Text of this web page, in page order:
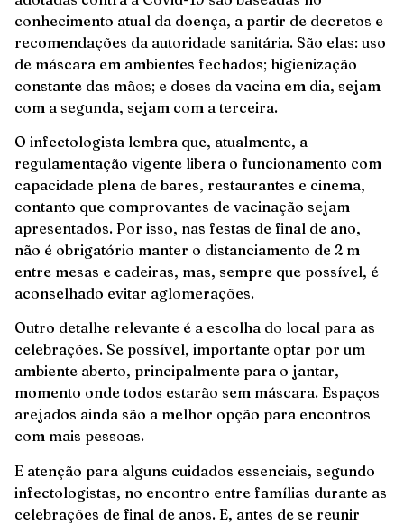
conhecimento atual da doença, a partir de decretos e
recomendações da autoridade sanitária. São elas: uso
de máscara em ambientes fechados; higienização
constante das mãos; e doses da vacina em dia, sejam
com a segunda, sejam com a terceira.
O infectologista lembra que, atualmente, a
regulamentação vigente libera o funcionamento com
capacidade plena de bares, restaurantes e cinema,
contanto que comprovantes de vacinação sejam
apresentados. Por isso, nas festas de final de ano,
não é obrigatório manter o distanciamento de 2 m
entre mesas e cadeiras, mas, sempre que possível, é
aconselhado evitar aglomerações.
Outro detalhe relevante é a escolha do local para as
celebrações. Se possível, importante optar por um
ambiente aberto, principalmente para o jantar,
momento onde todos estarão sem máscara. Espaços
arejados ainda são a melhor opção para encontros
com mais pessoas.
E atenção para alguns cuidados essenciais, segundo
infectologistas, no encontro entre famílias durante as
celebrações de final de anos. E, antes de se reunir